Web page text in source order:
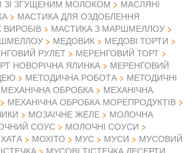
ЗІ ЗГУЩЕНИМ МОЛОКОМ
МАСЛЯНІ
МАСТИКА ДЛЯ ОЗДОБЛЕННЯ
МАСТИКА З МАРШМЕЛЛОУ
МЕДОВИК
МЕДОВІ ТОРТИ
РУЛЕТ
МЕРЕНГОВИЙ ТОРТ
НОВОРІЧНА ЯЛИНКА
МЕРЕНГОВИЙ
МЕТОДИЧНА РОБОТА
МЕТОДИЧНІ
МЕХАНІЧНА ОБРОБКА
МЕХАНІЧНА
МЕХАНІЧНА ОБРОБКА МОРЕПРОДУКТІВ
МОЗАІЧНЕ ЖЕЛЕ
МОЛОЧНА
СОУС
МОЛОЧНІ СОУСИ
МОХІТО МУС МУСИ
МУСОВИЙ